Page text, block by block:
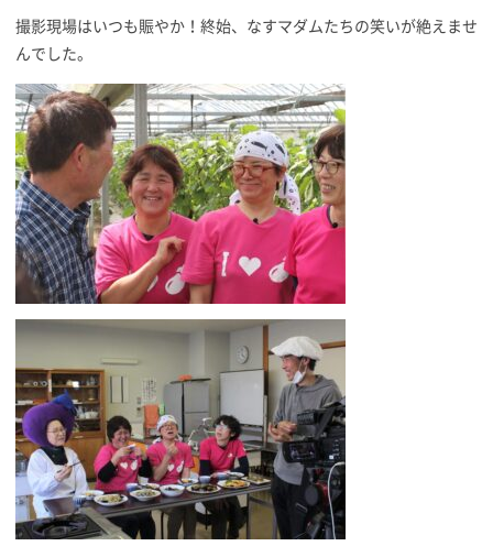
撮影現場はいつも賑やか！終始、なすマダムたちの笑いが絶えませ
んでした。